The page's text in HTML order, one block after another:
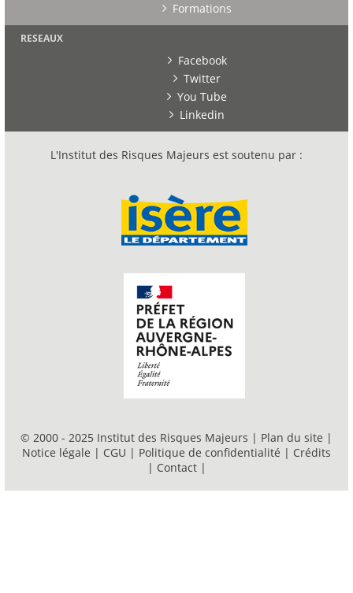
Formations
RESEAUX
Facebook
Twitter
You Tube
Linkedin
L'Institut des Risques Majeurs est soutenu par :
© 2000 - 2025 Institut des Risques Majeurs | Plan du site |
Notice légale | CGU | Politique de confidentialité | Crédits
| Contact |